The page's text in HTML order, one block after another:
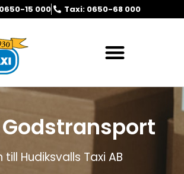
15 000 Taxi: 0650-68 000
Godstransport
Hudiksvalls Taxi AB